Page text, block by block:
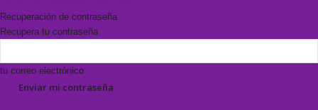
Recuperación de contraseña
Recupera tu contraseña
tu correo electrónico